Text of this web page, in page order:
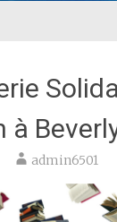
à
admin6501